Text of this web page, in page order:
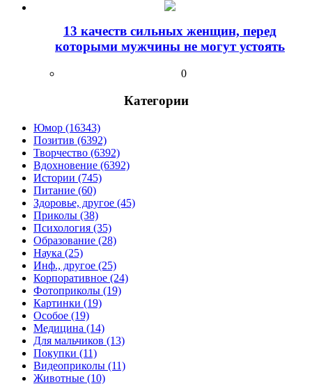
13 качеств сильных женщин, перед
которыми мужчины не могут устоять
0
Категории
Юмор (16343)
Позитив (6392)
Творчество (6392)
Вдохновение (6392)
Истории (745)
Питание (60)
Здоровье, другое (45)
Приколы (38)
Психология (35)
Образование (28)
Наука (25)
Инф., другое (25)
Корпоративное (24)
Фотоприколы (19)
Картинки (19)
Особое (19)
Медицина (14)
Для мальчиков (13)
Покупки (11)
Видеоприколы (11)
Животные (10)